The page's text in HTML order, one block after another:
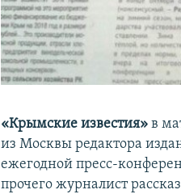
«Крымские известия» в
из Москвы редактора
ежегодной пресс-
прочего журналист